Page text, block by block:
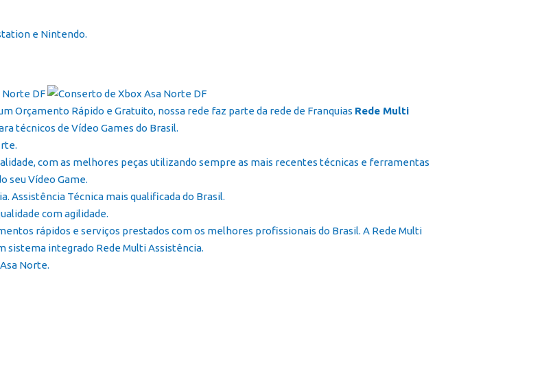
e Nintendo.
Orçamento Rápido e Gratuito, nossa rede faz parte da rede de Franquias Rede Multi
técnicos de Vídeo Games do Brasil.
com as melhores peças utilizando sempre as mais recentes técnicas e ferramentas
seu Vídeo Game.
Assistência Técnica mais qualificada do Brasil.
com agilidade.
rápidos e serviços prestados com os melhores profissionais do Brasil. A Rede Multi
sistema integrado Rede Multi Assistência.
Norte.